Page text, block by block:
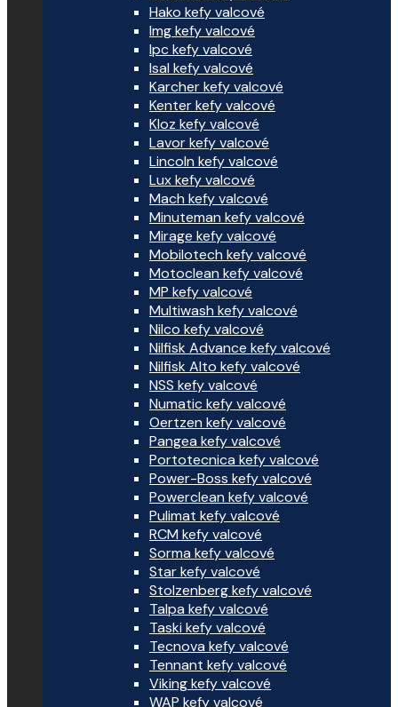
Hako kefy valcové
Img kefy valcové
Ipc kefy valcové
Isal kefy valcové
Karcher kefy valcové
Kenter kefy valcové
Kloz kefy valcové
Lavor kefy valcové
Lincoln kefy valcové
Lux kefy valcové
Mach kefy valcové
Minuteman kefy valcové
Mirage kefy valcové
Mobilotech kefy valcové
Motoclean kefy valcové
MP kefy valcové
Multiwash kefy valcové
Nilco kefy valcové
Nilfisk Advance kefy valcové
Nilfisk Alto kefy valcové
NSS kefy valcové
Numatic kefy valcové
Oertzen kefy valcové
Pangea kefy valcové
Portotecnica kefy valcové
Power-Boss kefy valcové
Powerclean kefy valcové
Pulimat kefy valcové
RCM kefy valcové
Sorma kefy valcové
Star kefy valcové
Stolzenberg kefy valcové
Talpa kefy valcové
Taski kefy valcové
Tecnova kefy valcové
Tennant kefy valcové
Viking kefy valcové
WAP kefy valcové